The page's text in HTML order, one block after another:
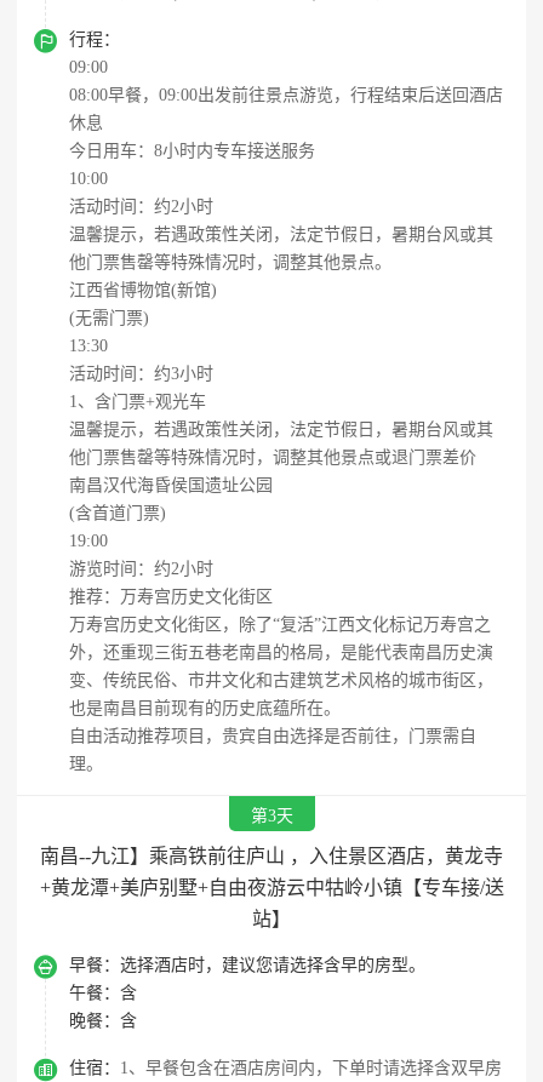

行程：
09:00
08:00早餐，09:00出发前往景点游览，行程结束后送回酒店
休息
今日用车：8小时内专车接送服务
10:00
活动时间：约2小时
温馨提示，若遇政策性关闭，法定节假日，暑期台风或其
他门票售罄等特殊情况时，调整其他景点。
江西省博物馆(新馆)
(无需门票)
13:30
活动时间：约3小时
1、含门票+观光车
温馨提示，若遇政策性关闭，法定节假日，暑期台风或其
他门票售罄等特殊情况时，调整其他景点或退门票差价
南昌汉代海昏侯国遗址公园
(含首道门票)
19:00
游览时间：约2小时
推荐：万寿宫历史文化街区
万寿宫历史文化街区，除了“复活”江西文化标记万寿宫之
外，还重现三街五巷老南昌的格局，是能代表南昌历史演
变、传统民俗、市井文化和古建筑艺术风格的城市街区，
也是南昌目前现有的历史底蕴所在。
自由活动推荐项目，贵宾自由选择是否前往，门票需自
理。
第3天
南昌--九江】乘高铁前往庐山 ，入住景区酒店，黄龙寺
+黄龙潭+美庐别墅+自由夜游云中牯岭小镇【专车接/送
站】
 早餐： 选择酒店时，建议您请选择含早的房型。
午餐： 含
晚餐： 含
 住宿： 1、早餐包含在酒店房间内，下单时请选择含双早房